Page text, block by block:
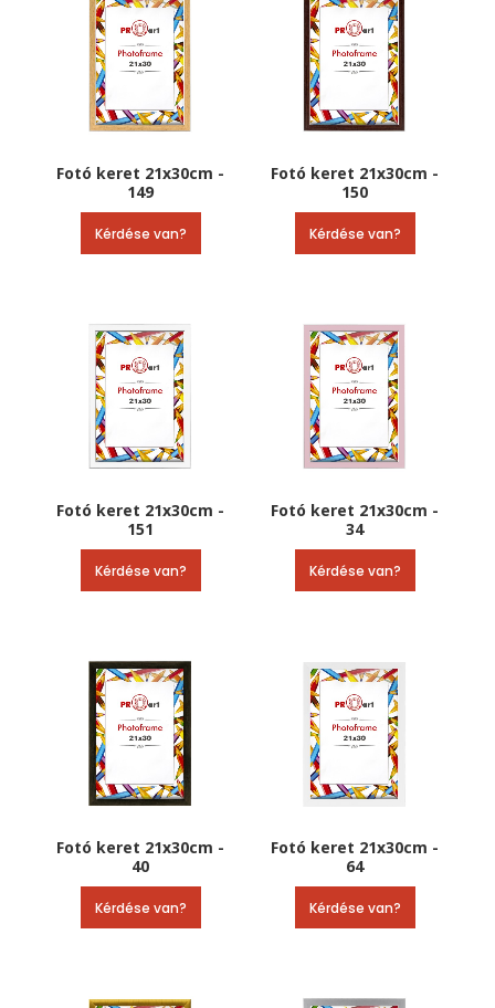
Fotó keret 21x30cm -
149
Kérdése van?
Fotó keret 21x30cm -
150
Kérdése van?
Fotó keret 21x30cm -
151
Kérdése van?
Fotó keret 21x30cm -
34
Kérdése van?
Fotó keret 21x30cm -
40
Kérdése van?
Fotó keret 21x30cm -
64
Kérdése van?